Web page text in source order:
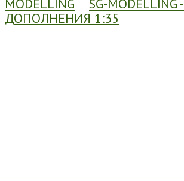
MODELLING
SG-MODELLING -
ДОПОЛНЕНИЯ 1:35